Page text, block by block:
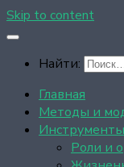
Skip to content
Найти:
Главная
Методы и
Инструменты
Роли и